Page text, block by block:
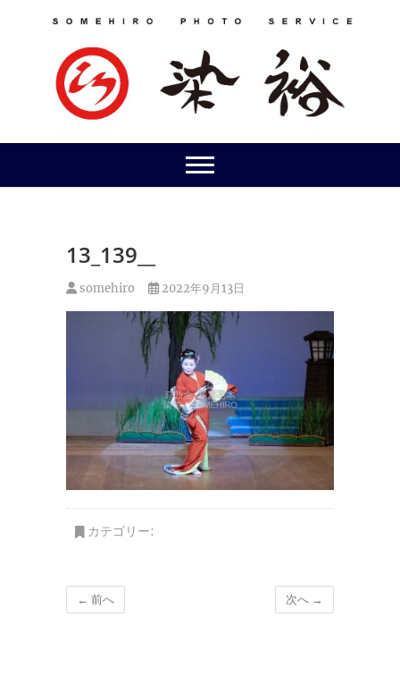
13_139__
somehiro 2022年9月13日
カテゴリー:
← 前へ 次へ →